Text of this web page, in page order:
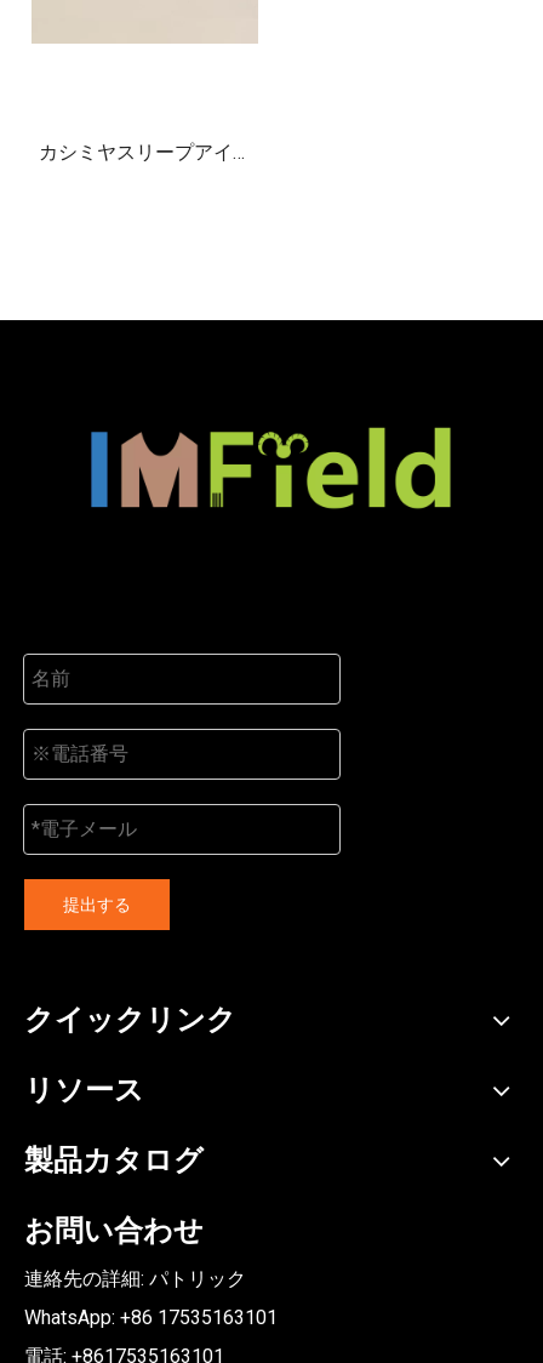
カシミヤスリープアイマ
提出する
クイックリンク
リソース
製品カタログ
お問い合わせ
連絡先の詳細: パトリック
WhatsApp: +86 17535163101
電話: +8617535163101